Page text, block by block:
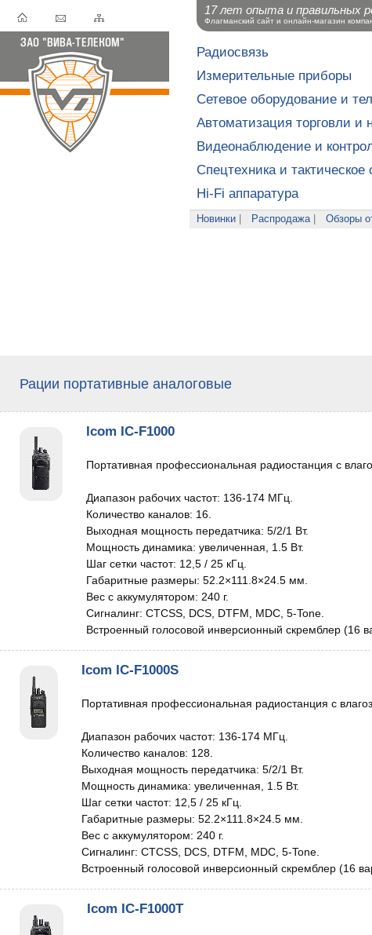
Радиосвязь
Измерительные приборы
Сетевое оборудование и
Автоматизация торговли и
Видеонаблюдение и
Спецтехника и тактическое
Hi-Fi аппаратура
Новинки Распродажа| Обзоры
Рации портативные аналоговые
Icom IC-F1000
Портативная профессиональная радиостанция с
Диапазон рабочих частот: 136-174 МГц.
Количество каналов: 16.
Выходная мощность передатчика: 5/2/1 Вт.
Мощность динамика: увеличенная, 1.5 Вт.
Шаг сетки частот: 12,5 / 25 кГц.
Габаритные размеры: 52.2×111.8×24.5 мм.
Вес с аккумулятором: 240 г.
Сигналинг: CTCSS, DCS, DTFM, MDC, 5-Tone.
Встроенный голосовой инверсионный скремблер (16
Icom IC-F1000S
Портативная профессиональная радиостанция с
Диапазон рабочих частот: 136-174 МГц.
Количество каналов: 128.
Выходная мощность передатчика: 5/2/1 Вт.
Мощность динамика: увеличенная, 1.5 Вт.
Шаг сетки частот: 12,5 / 25 кГц.
Габаритные размеры: 52.2×111.8×24.5 мм.
Вес с аккумулятором: 240 г.
Сигналинг: CTCSS, DCS, DTFM, MDC, 5-Tone.
Встроенный голосовой инверсионный скремблер (16
Icom IC-F1000T
17 лет опыта и правильных
Флагманский сайт и онлайн-магазин